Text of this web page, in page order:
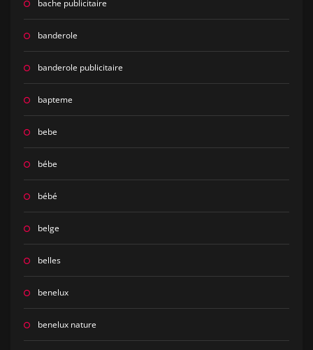
bache publicitaire
banderole
banderole publicitaire
bapteme
bebe
bébe
bébé
belge
belles
benelux
benelux nature